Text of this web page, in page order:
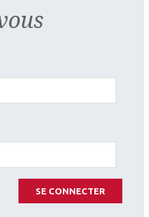
les instructions
SE CONNECTER